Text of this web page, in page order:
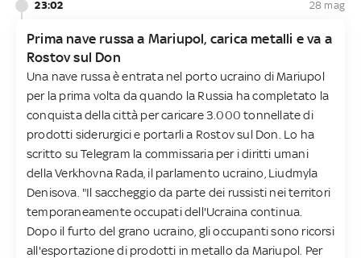
23:02 28 mag
Prima nave russa a Mariupol, carica metalli e va a
Rostov sul Don
Una nave russa è entrata nel porto ucraino di Mariupol
per la prima volta da quando la Russia ha completato la
conquista della città per caricare 3.000 tonnellate di
prodotti siderurgici e portarli a Rostov sul Don. Lo ha
scritto su Telegram la commissaria per i diritti umani
della Verkhovna Rada, il parlamento ucraino, Liudmyla
Denisova. "Il saccheggio da parte dei russisti nei territori
temporaneamente occupati dell'Ucraina continua.
Dopo il furto del grano ucraino, gli occupanti sono ricorsi
all'esportazione di prodotti in metallo da Mariupol. Per